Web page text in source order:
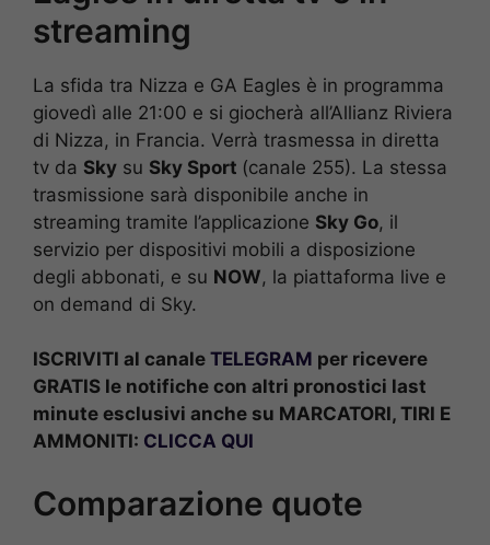
streaming
La sfida tra Nizza e GA Eagles è in programma
giovedì alle 21:00 e si giocherà all’Allianz Riviera
di Nizza, in Francia. Verrà trasmessa in diretta
tv da Sky su Sky Sport (canale 255). La stessa
trasmissione sarà disponibile anche in
streaming tramite l’applicazione Sky Go, il
servizio per dispositivi mobili a disposizione
degli abbonati, e su NOW, la piattaforma live e
on demand di Sky.
ISCRIVITI al canale TELEGRAM per ricevere
GRATIS le notifiche con altri pronostici last
minute esclusivi anche su MARCATORI, TIRI E
AMMONITI: CLICCA QUI
Comparazione quote